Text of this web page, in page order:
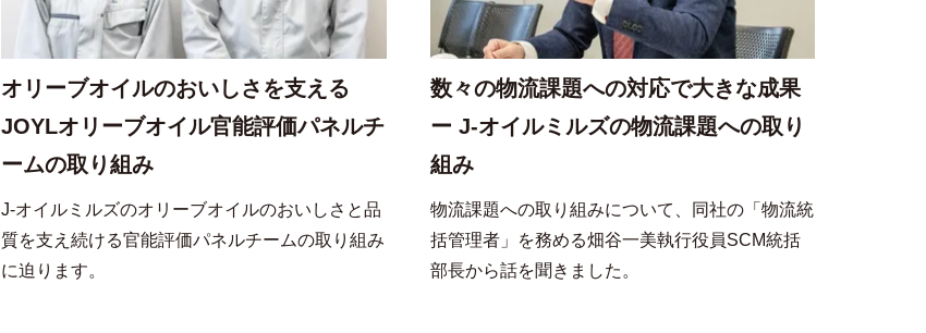
オリーブオイルのおいしさを支える
JOYLオリーブオイル官能評価パネルチ
ームの取り組み
J-オイルミルズのオリーブオイルのおいしさと品
質を支え続ける官能評価パネルチームの取り組み
に迫ります。
数々の物流課題への対応で大きな成果
ー J-オイルミルズの物流課題への取り
組み
物流課題への取り組みについて、同社の「物流統
括管理者」を務める畑谷一美執行役員SCM統括
部長から話を聞きました。